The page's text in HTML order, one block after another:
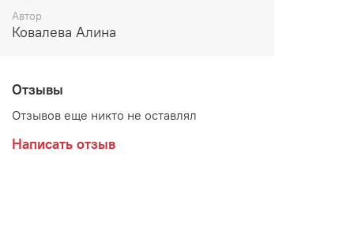
Автор
Ковалева Алина
Отзывы
Отзывов еще никто не оставлял
Написать отзыв